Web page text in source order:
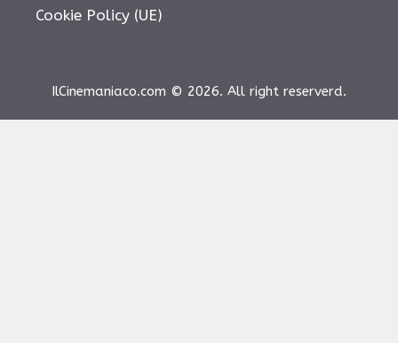
Cookie Policy (UE)
IlCinemaniaco.com © 2026. All right reserverd.